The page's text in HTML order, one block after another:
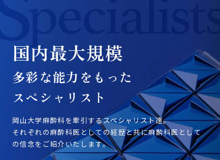
国内最大規模
多彩な能力をもった
スペシャリスト
岡山大学麻酔科を牽引するスペシャリスト達。
それぞれの麻酔科医としての経歴と共に麻酔科医として
の信念をご紹介いたします。